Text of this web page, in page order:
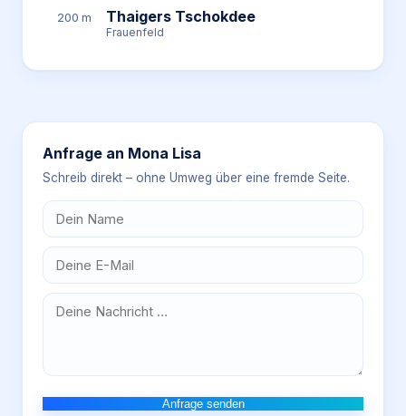
200 m Thaigers Tschokdee
Frauenfeld
Anfrage an Mona Lisa
Schreib direkt – ohne Umweg über eine fremde Seite.
Anfrage senden